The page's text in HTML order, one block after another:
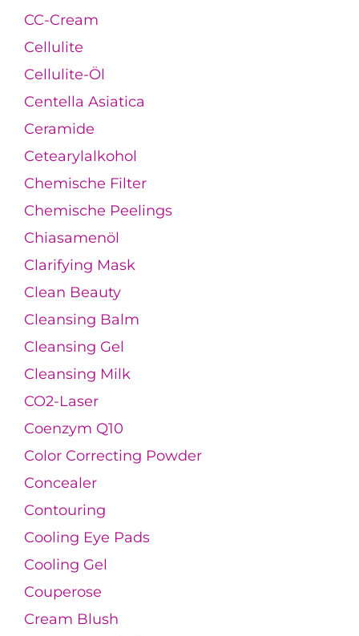
CC-Cream
Cellulite
Cellulite-Öl
Centella Asiatica
Ceramide
Cetearylalkohol
Chemische Filter
Chemische Peelings
Chiasamenöl
Clarifying Mask
Clean Beauty
Cleansing Balm
Cleansing Gel
Cleansing Milk
CO2-Laser
Coenzym Q10
Color Correcting Powder
Concealer
Contouring
Cooling Eye Pads
Cooling Gel
Couperose
Cream Blush